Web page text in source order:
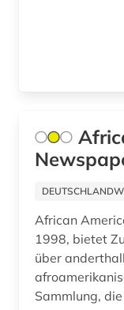
mainz (2)
African
1998, bietet
über
Sammlung,